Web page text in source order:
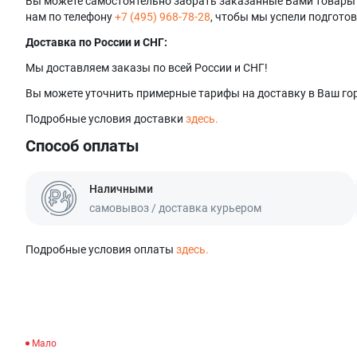
нам по телефону+7 (495) 968-78-28, чтобы мы успели
Доставка по России и СНГ:
Мы доставляем заказы по всей России и СНГ!
Вы можете уточнить примерные тарифы на доставку в Ваш
Подробные условия доставки здесь.
Способ оплаты
Наличными
самовывоз / доставка курьером
Подробные условия оплаты здесь.
Мало